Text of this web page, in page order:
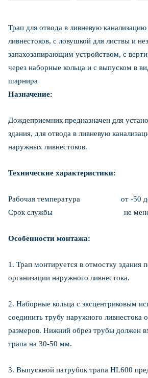
Трап для отвода в ливневую
ливнестоков, с ловушкой для листвы и
запахозапирающим устройством, с
через наборные кольца и с выпуском в
шарнира
Назначение:
Дождеприемник предназначен для
здания, для отвода в ливневую
наружных ливнестоков.
Технические характеристики:
Рабочая температура от -50 до
Срок службы не менее
Особенности монтажа:
1. Трап монтируется в отмостку здания
организации наружного ливнестока.
2. Наборные кольца с эксцентриковым
соединить трубу наружного ливнестока
размеров. Нижний обрез трубы должен
трапа на 30-50 мм.
3. Выпускной патрубок трапа HL600